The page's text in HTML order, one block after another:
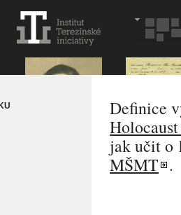
Definice
jak učit o
MŠMT .